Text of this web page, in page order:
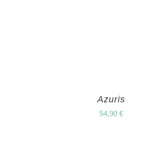
Azuris
54,90 €